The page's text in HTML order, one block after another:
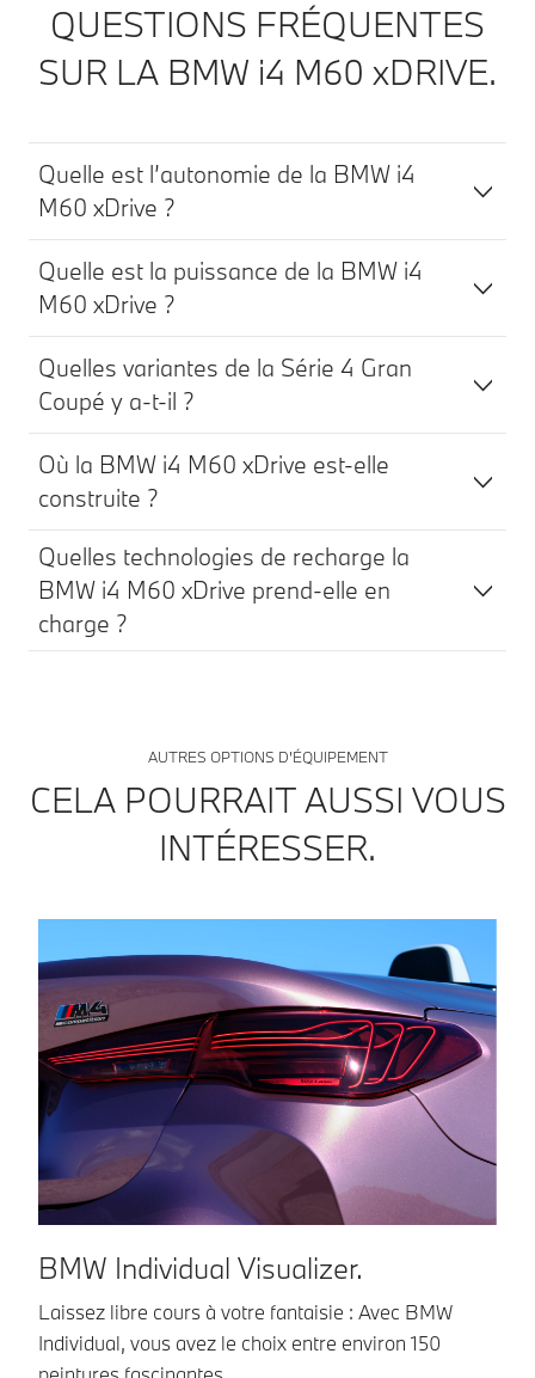
QUESTIONS FRÉQUENTES
SUR LA BMW i4 M60 xDRIVE.
Quelle est l’autonomie de la BMW i4
M60 xDrive ?
Quelle est la puissance de la BMW i4
M60 xDrive ?
Quelles variantes de la Série 4 Gran
Coupé y a-t-il ?
Où la BMW i4 M60 xDrive est-elle
construite ?
Quelles technologies de recharge la
BMW i4 M60 xDrive prend-elle en
charge ?
AUTRES OPTIONS D’ÉQUIPEMENT
CELA POURRAIT AUSSI VOUS
INTÉRESSER.
BMW Individual Visualizer.
Laissez libre cours à votre fantaisie : Avec BMW
Individual, vous avez le choix entre environ 150